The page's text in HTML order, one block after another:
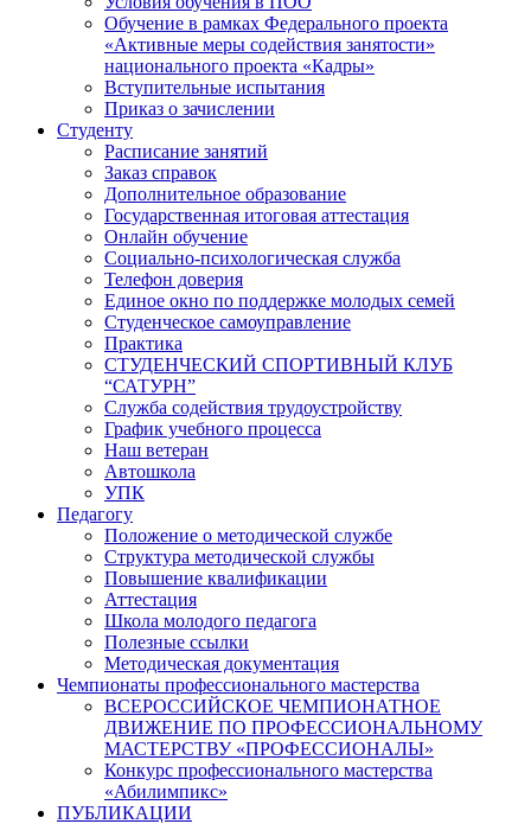
Обучение в рамках Федерального проекта
«Активные меры содействия занятости»
национального проекта «Кадры»
Вступительные испытания
Приказ о зачислении
Студенту
Расписание занятий
Заказ справок
Дополнительное образование
Государственная итоговая аттестация
Онлайн обучение
Социально-психологическая служба
Телефон доверия
Единое окно по поддержке молодых семей
Студенческое самоуправление
Практика
СТУДЕНЧЕСКИЙ СПОРТИВНЫЙ КЛУБ
“САТУРН”
Служба содействия трудоустройству
График учебного процесса
Наш ветеран
Автошкола
УПК
Педагогу
Положение о методической службе
Структура методической службы
Повышение квалификации
Аттестация
Школа молодого педагога
Полезные ссылки
Методическая документация
Чемпионаты профессионального мастерства
ВСЕРОССИЙСКОЕ ЧЕМПИОНАТНОЕ
ДВИЖЕНИЕ ПО ПРОФЕССИОНАЛЬНОМУ
МАСТЕРСТВУ «ПРОФЕССИОНАЛЫ»
Конкурс профессионального мастерства
«Абилимпикс»
ПУБЛИКАЦИИ